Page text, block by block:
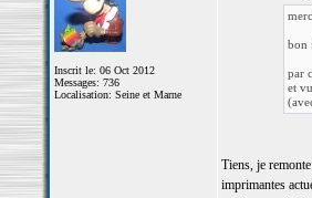
Inscrit le: 06 Oct 2012
Messages: 736
Localisation: Seine et Marne
bon
par
et
Tiens, je
imprimantes